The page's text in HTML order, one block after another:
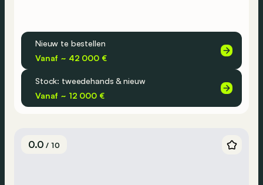
Nieuw te bestellen
Vanaf ~ 42 000 €
Stock: tweedehands & nieuw
Vanaf ~ 12 000 €
0.0/ 10